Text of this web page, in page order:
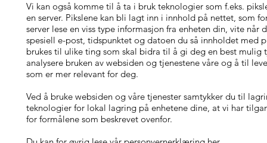
Vi kan også komme til å ta i bruk teknologier som f.eks.
en server. Pikslene kan bli lagt inn i innhold på nettet, som
server lese en viss type informasjon fra enheten din, vite
spesiell e-post, tidspunktet og datoen du så innholdet med
brukes til ulike ting som skal bidra til å gi deg en best mulig
analysere bruken av websiden og tjenestene våre og å til
som er mer relevant for deg.
Ved å bruke websiden og våre tjenester samtykker du til
teknologier for lokal lagring på enhetene dine, at vi har
for formålene som beskrevet ovenfor.